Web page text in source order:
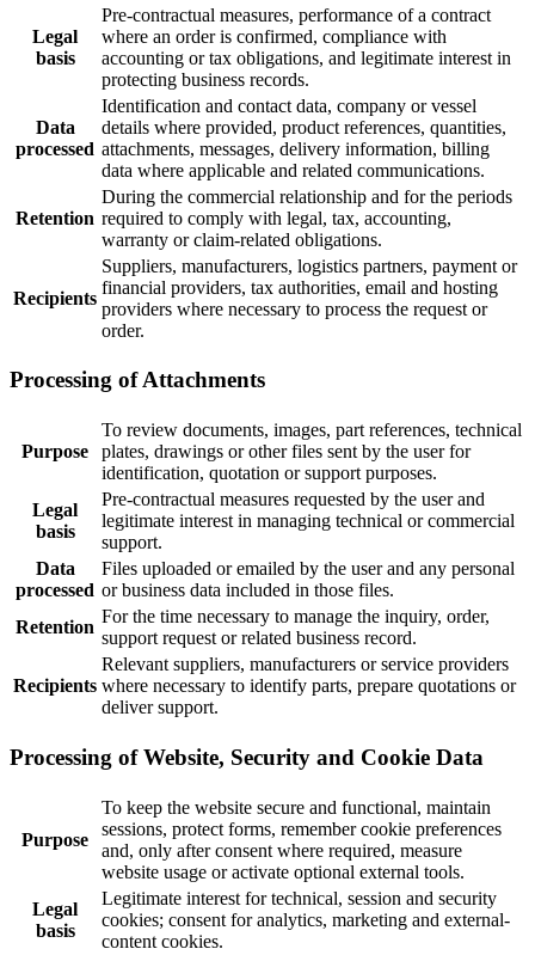
Legal
basis
Pre-contractual measures, performance of a contract
where an order is confirmed, compliance with
accounting or tax obligations, and legitimate interest in
protecting business records.
Data
processed
Identification and contact data, company or vessel
details where provided, product references, quantities,
attachments, messages, delivery information, billing
data where applicable and related communications.
Retention
During the commercial relationship and for the periods
required to comply with legal, tax, accounting,
warranty or claim-related obligations.
Recipients
Suppliers, manufacturers, logistics partners, payment or
financial providers, tax authorities, email and hosting
providers where necessary to process the request or
order.
Processing of Attachments
Purpose
To review documents, images, part references, technical
plates, drawings or other files sent by the user for
identification, quotation or support purposes.
Legal
basis
Pre-contractual measures requested by the user and
legitimate interest in managing technical or commercial
support.
Data
processed
Files uploaded or emailed by the user and any personal
or business data included in those files.
Retention
For the time necessary to manage the inquiry, order,
support request or related business record.
Recipients
Relevant suppliers, manufacturers or service providers
where necessary to identify parts, prepare quotations or
deliver support.
Processing of Website, Security and Cookie Data
Purpose
To keep the website secure and functional, maintain
sessions, protect forms, remember cookie preferences
and, only after consent where required, measure
website usage or activate optional external tools.
Legal
basis
Legitimate interest for technical, session and security
cookies; consent for analytics, marketing and external-
content cookies.